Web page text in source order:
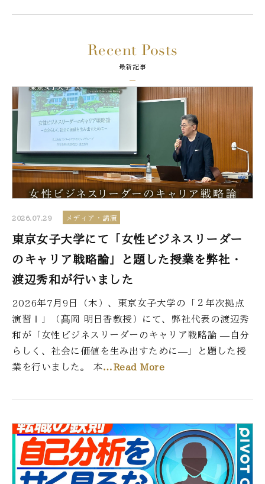
Recent Posts
最新記事
2026.07.29 メディア・講演
東京女子大学にて「女性ビジネスリーダー
のキャリア戦略論」と題した授業を弊社・
渡辺秀和が行いました
2026年7月9日（木）、東京女子大学の「２年次拠点
演習Ⅰ」（髙岡 明日香教授）にて、弊社代表の渡辺秀
和が「女性ビジネスリーダーのキャリア戦略論 ―自分
らしく、社会に価値を生み出すために―」と題した授
業を行いました。 本…Read More